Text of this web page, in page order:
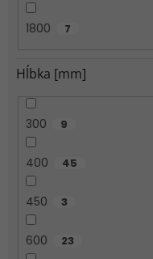
1800 7
Hĺbka [mm]
300 9
400 45
450 3
600 23